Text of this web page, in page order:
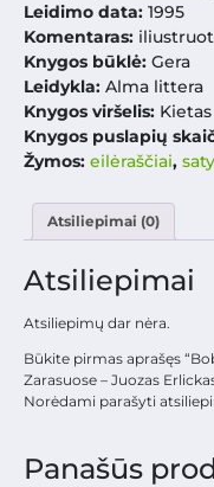
Leidimo data: 1995
Komentaras:
Knygos būklė: Gera
Leidykla: Alma littera
Knygos viršelis: Kietas
Knygos puslapių
Žymos: eilėraščiai,
Atsiliepimai (0)
Atsiliepimai
Atsiliepimų dar nėra.
Būkite pirmas aprašęs
Zarasuose – Juozas
Norėdami parašyti
Panašūs